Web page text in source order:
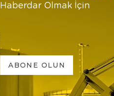
Haberdar Olmak İçin
ABONE OLUN